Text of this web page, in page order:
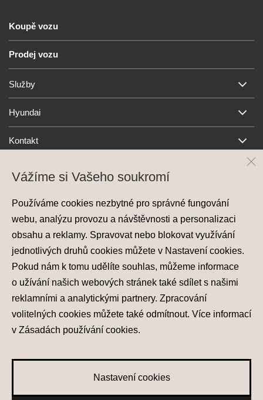
Koupě vozu
Prodej vozu
Služby
Hyundai
Kontakt
© 2026 Hyundai Motor Czech s.r.o.
Všechna práva vyhrazena
Ochrana osobních údajů
Nastavení cookies
Zásady používání cookies
Vážíme si Vašeho soukromí
Používáme cookies nezbytné pro správné fungování
webu, analýzu provozu a návštěvnosti a personalizaci
obsahu a reklamy. Spravovat nebo blokovat využívání
jednotlivých druhů cookies můžete v Nastavení cookies.
Pokud nám k tomu udělíte souhlas, můžeme informace
o užívání našich webových stránek také sdílet s našimi
reklamními a analytickými partnery. Zpracování
volitelných cookies můžete také odmítnout. Více informací
v Zásadách používání cookies.
Nastavení cookies